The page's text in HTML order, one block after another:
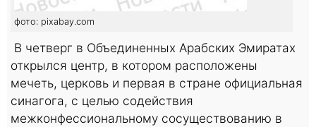
фото: pixabay.com
В четверг в Объединенных Арабских Эмиратах
открылся центр, в котором расположены
мечеть, церковь и первая в стране официальная
синагога, с целью содействия
межконфессиональному сосуществованию в